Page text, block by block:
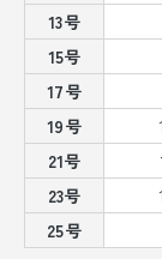
13号
15号
17号
19号
21号
23号
25号